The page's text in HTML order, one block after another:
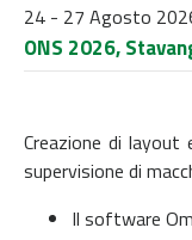
24 - 27 Agosto
ONS 2026,
Creazione di layout
supervisione di
Il software